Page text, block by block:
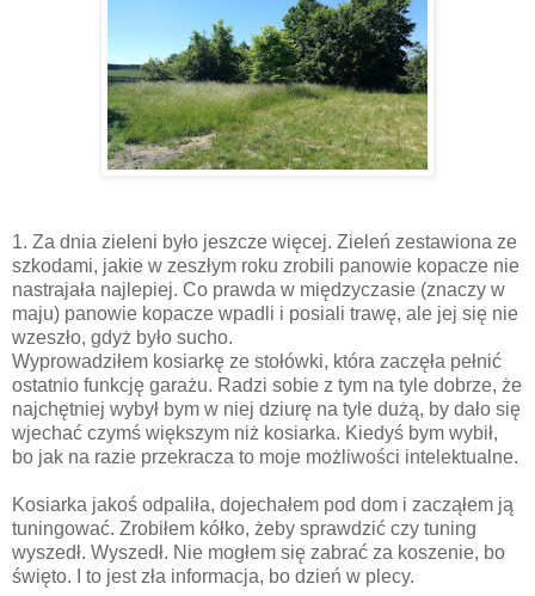
1. Za dnia zieleni było jeszcze więcej. Zieleń zestawiona ze
szkodami, jakie w zeszłym roku zrobili panowie kopacze nie
nastrajała najlepiej. Co prawda w międzyczasie (znaczy w
maju) panowie kopacze wpadli i posiali trawę, ale jej się nie
wzeszło, gdyż było sucho.
Wyprowadziłem kosiarkę ze stołówki, która zaczęła pełnić
ostatnio funkcję garażu. Radzi sobie z tym na tyle dobrze, że
najchętniej wybył bym w niej dziurę na tyle dużą, by dało się
wjechać czymś większym niż kosiarka. Kiedyś bym wybił,
bo jak na razie przekracza to moje możliwości intelektualne.
Kosiarka jakoś odpaliła, dojechałem pod dom i zacząłem ją
tuningować. Zrobiłem kółko, żeby sprawdzić czy tuning
wyszedł. Wyszedł. Nie mogłem się zabrać za koszenie, bo
święto. I to jest zła informacja, bo dzień w plecy.